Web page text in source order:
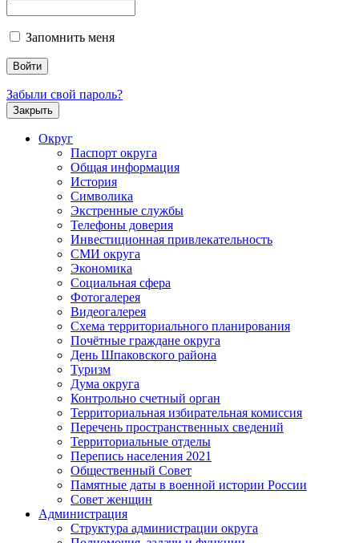
Запомнить меня
Забыли свой пароль?
Закрыть
Округ
Паспорт округа
Общая информация
История
Символика
Экстренные службы
Телефоны доверия
Инвестиционная привлекательность
СМИ округа
Экономика
Социальная сфера
Фотогалерея
Видеогалерея
Схема территориального планирования
Почётные граждане округа
День Шпаковского района
Туризм
Дума округа
Контрольно счетный орган
Территориальная избирательная комиссия
Перечень пространственных сведений
Территориальные отделы
Перепись населения 2021
Общественный Совет
Памятные даты в военной истории России
Совет женщин
Администрация
Структура администрации округа